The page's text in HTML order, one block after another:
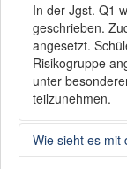
In der Jgst. Q1
geschrieben.
angesetzt.
Risikogruppe
unter
teilzunehmen.
Wie sieht es mit